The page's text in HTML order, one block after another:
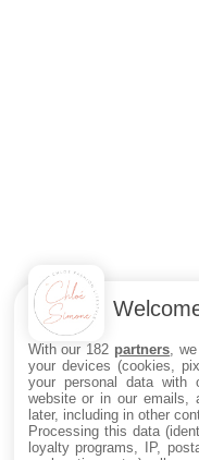
With our 182 partners ,
your devices (cookies,
your personal data with
website or in our emails,
later, including in other
Processing this data
loyalty programs, IP,